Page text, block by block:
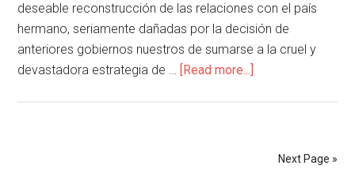
deseable reconstrucción de las relaciones con el país
hermano, seriamente dañadas por la decisión de
anteriores gobiernos nuestros de sumarse a la cruel y
devastadora estrategia de … [Read more...]
Next Page »